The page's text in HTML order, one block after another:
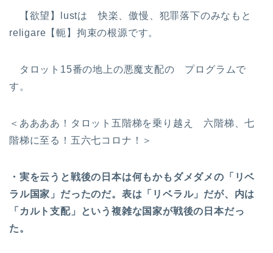
【欲望】lustは 快楽、傲慢、犯罪落下のみなもと
religare【軛】拘束の根源です。
タロット15番の地上の悪魔支配の プログラムで
す。
＜ああああ！タロット五階梯を乗り越え 六階梯、七
階梯に至る！五六七コロナ！＞
・実を云うと戦後の日本は何もかもダメダメの「リベ
ラル国家」だったのだ。表は「リベラル」だが、内は
「カルト支配」という複雑な国家が戦後の日本だっ
た。